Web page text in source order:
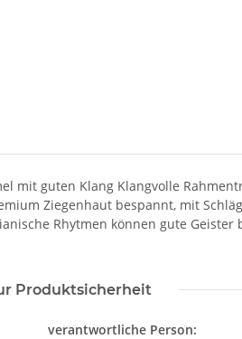
mit guten Klang Klangvolle
Ziegenhaut bespannt, mit
Rhytmen können gute
Produktsicherheit
verantwortliche Person: